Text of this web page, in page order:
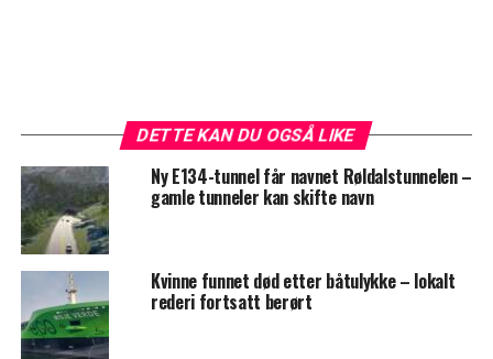
DETTE KAN DU OGSÅ LIKE
Ny E134-tunnel får navnet Røldalstunnelen –
gamle tunneler kan skifte navn
Kvinne funnet død etter båtulykke – lokalt
rederi fortsatt berørt